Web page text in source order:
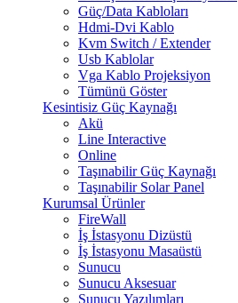
Güç/Data Kabloları
Hdmi-Dvi Kablo
Kvm Switch / Extender
Usb Kablolar
Vga Kablo Projeksiyon
Tümünü Göster
Kesintisiz Güç Kaynağı
Akü
Line Interactive
Online
Taşınabilir Güç Kaynağı
Taşınabilir Solar Panel
Kurumsal Ürünler
FireWall
İş İstasyonu Dizüstü
İş İstasyonu Masaüstü
Sunucu
Sunucu Aksesuar
Sunucu Yazılımları